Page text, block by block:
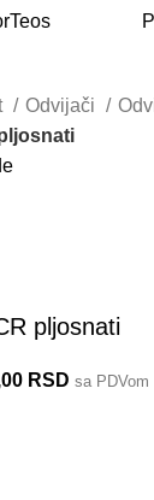
Odvijači
pljosnati
RSD sa PDVom